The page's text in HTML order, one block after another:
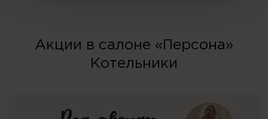
Акции в салоне «Персона»
Котельники